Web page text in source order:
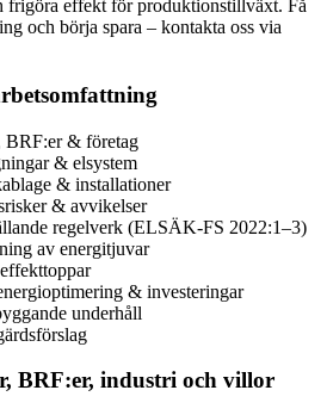
frigöra effekt för produktionstillväxt. Få
och börja spara – kontakta oss via
BRF:er & företag
& elsystem
& installationer
& avvikelser
regelverk (ELSÄK-FS 2022:1–3)
av energitjuvar
& investeringar
underhåll
BRF:er, industri och villor